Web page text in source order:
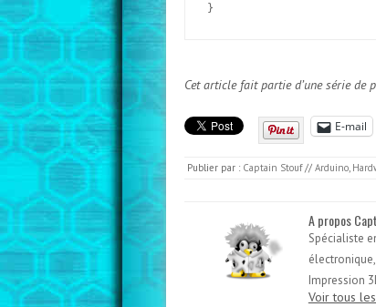
}
Cet article fait partie d’une série de
E-mail
Publier par : Captain Stouf // Arduino,
A propos
Spécialiste
Impression
Voir tous